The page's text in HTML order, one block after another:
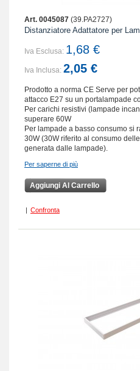
Art. 0045087 (39.PA2727)
Distanziatore Adattatore per
Iva Esclusa: 1,68 €
Iva Inclusa: 2,05 €
Prodotto a norma CE Serve per
attacco E27 su un portalampade
Per carichi resistivi (lampade
superare 60W
Per lampade a basso consumo si
30W (30W riferito al consumo
generata dalle lampade).
Per saperne di più
Aggiungi Al Carrello
| Confronta